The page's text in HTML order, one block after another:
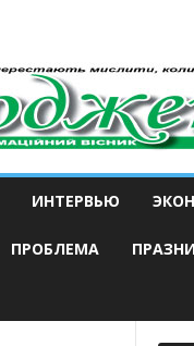
ИНТЕРВЬЮ
ПРОБЛЕМА